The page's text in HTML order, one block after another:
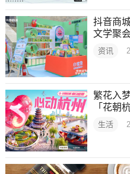
抖音商
文学聚
资讯
繁花入
「花朝
生活